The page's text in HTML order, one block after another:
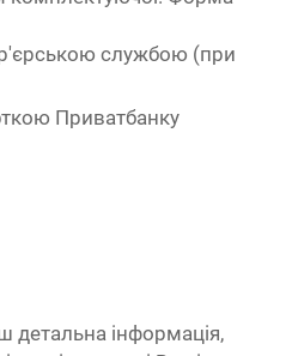
службою (при
Приватбанку
детальна інформація,